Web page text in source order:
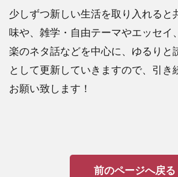
少しずつ新しい生活を取り入れると
味や、雑学・自由テーマやエッセイ
楽のネタ話などを中心に、ゆるりと
として更新していきますので、引き
お願い致します！
前のページへ戻る